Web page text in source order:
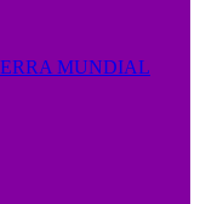
MUNDIAL